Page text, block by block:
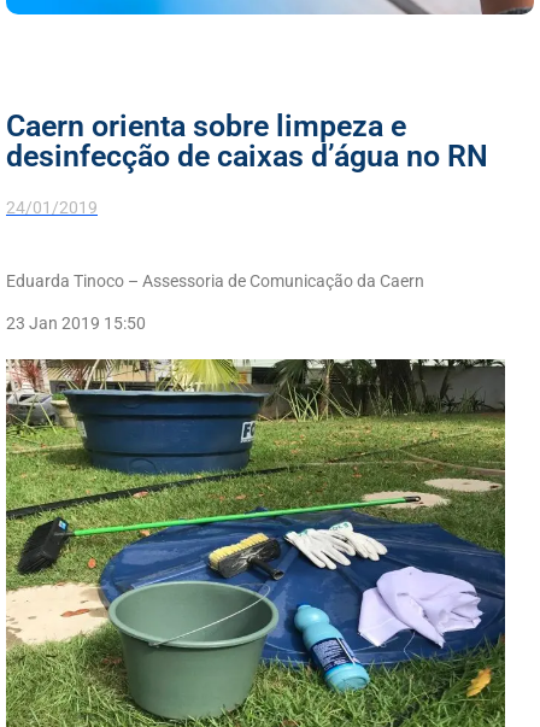
Caern orienta sobre limpeza e
desinfecção de caixas d’água no RN
24/01/2019
Eduarda Tinoco – Assessoria de Comunicação da Caern
23 Jan 2019 15:50